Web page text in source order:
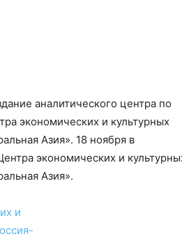
аналитического центра по
экономических и культурных
Азия». 18 ноября в
экономических и
Азия».